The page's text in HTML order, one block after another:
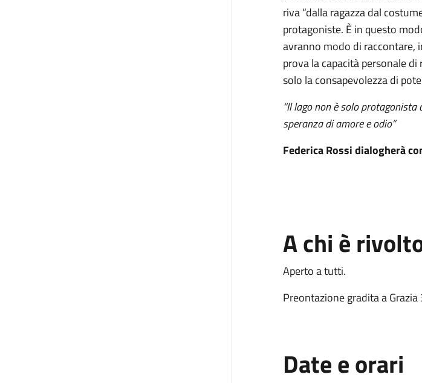
riva “dalla ragazza dal
protagoniste. È in questo
avranno modo di raccontare,
prova la capacità personale
solo la consapevolezza di
“Il lago non è solo
speranza di amore e odio”
Federica Rossi dialogherà
A chi è
Aperto a tutti.
Preontazione gradita a
Date e orari